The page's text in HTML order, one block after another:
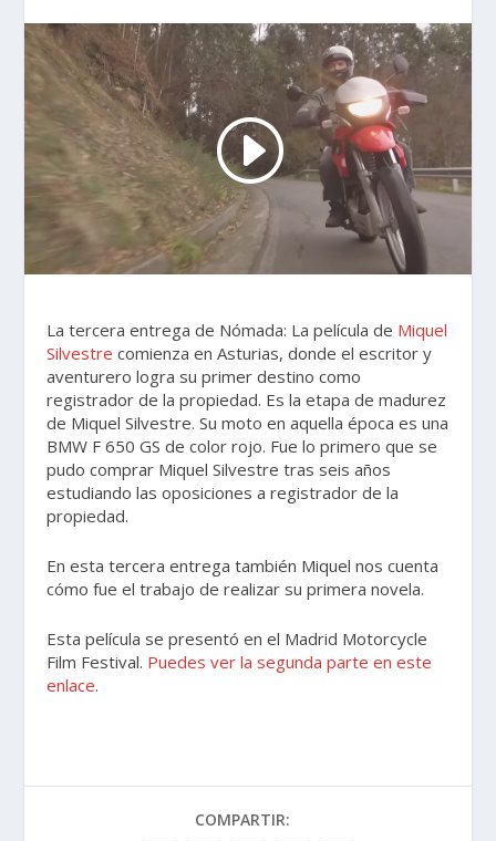
La tercera entrega de Nómada: La película de Miquel
Silvestre comienza en Asturias, donde el escritor y
aventurero logra su primer destino como
registrador de la propiedad. Es la etapa de madurez
de Miquel Silvestre. Su moto en aquella época es una
BMW F 650 GS de color rojo. Fue lo primero que se
pudo comprar Miquel Silvestre tras seis años
estudiando las oposiciones a registrador de la
propiedad.
En esta tercera entrega también Miquel nos cuenta
cómo fue el trabajo de realizar su primera novela.
Esta película se presentó en el Madrid Motorcycle
Film Festival. Puedes ver la segunda parte en este
enlace.
COMPARTIR: